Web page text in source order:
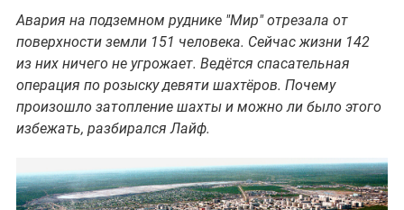
Авария на подземном руднике "Мир" отрезала от
поверхности земли 151 человека. Сейчас жизни 142
из них ничего не угрожает. Ведётся спасательная
операция по розыску девяти шахтёров. Почему
произошло затопление шахты и можно ли было этого
избежать, разбирался Лайф.